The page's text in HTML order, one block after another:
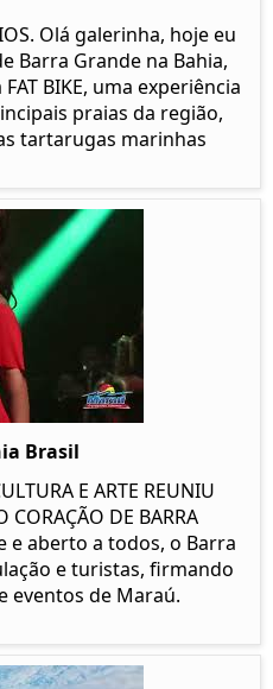
Olá galerinha, hoje eu
Barra Grande na Bahia,
BIKE, uma experiência
praias da região,
tartarugas marinhas
Brasil
E ARTE REUNIU
CORAÇÃO DE BARRA
e aberto a todos, o Barra
e turistas, firmando
eventos de Maraú.